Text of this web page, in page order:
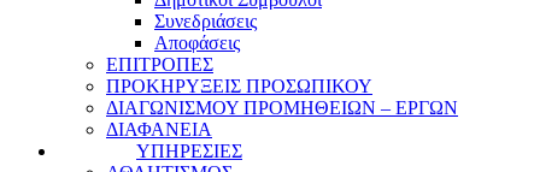
Συνεδριάσεις
Αποφάσεις
ΕΠΙΤΡΟΠΕΣ
ΠΡΟΚΗΡΥΞΕΙΣ ΠΡΟΣΩΠΙΚΟΥ
ΔΙΑΓΩΝΙΣΜΟΥ ΠΡΟΜΗΘΕΙΩΝ – ΕΡΓΩΝ
ΔΙΑΦΑΝΕΙΑ
ΥΠΗΡΕΣΙΕΣ